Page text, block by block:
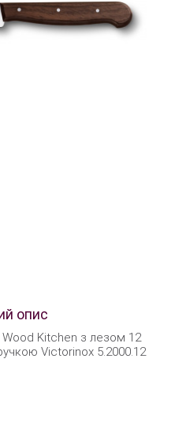
опис
Wood Kitchen з лезом 12
Victorinox 5.2000.12